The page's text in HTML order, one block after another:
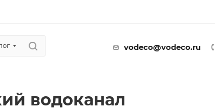
vodeco@vodeco.ru
водоканал